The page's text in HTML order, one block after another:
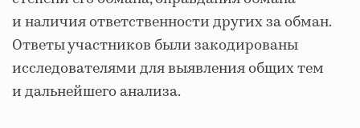
и наличия ответственности других за обман.
Ответы участников были закодированы
исследователями для выявления общих тем
и дальнейшего анализа.